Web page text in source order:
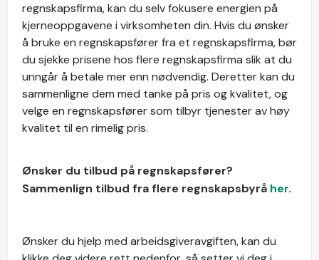
regnskapsfirma, kan du selv fokusere energien på
kjerneoppgavene i virksomheten din. Hvis du ønsker
å bruke en regnskapsfører fra et regnskapsfirma, bør
du sjekke prisene hos flere regnskapsfirma slik at du
unngår å betale mer enn nødvendig. Deretter kan du
sammenligne dem med tanke på pris og kvalitet, og
velge en regnskapsfører som tilbyr tjenester av høy
kvalitet til en rimelig pris.
Ønsker du tilbud på regnskapsfører?
Sammenlign tilbud fra flere regnskapsbyrå her.
Ønsker du hjelp med arbeidsgiveravgiften, kan du